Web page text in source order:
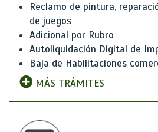
Reclamo de pintura,
de juegos
Adicional por Rubro
Autoliquidación Digital de
Baja de Habilitaciones
MÁS TRÁMITES